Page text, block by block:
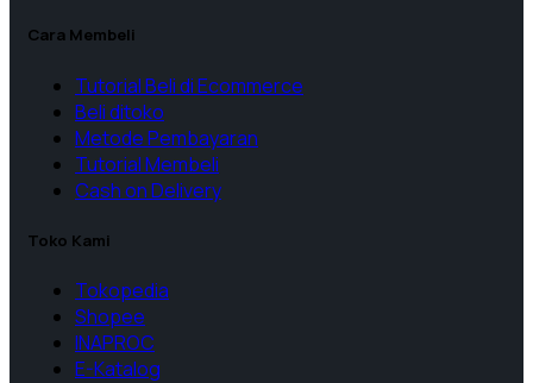
Cara Membeli
Tutorial Beli di Ecommerce
Beli ditoko
Metode Pembayaran
Tutorial Membeli
Cash on Delivery
Toko Kami
Tokopedia
Shopee
INAPROC
E-Katalog